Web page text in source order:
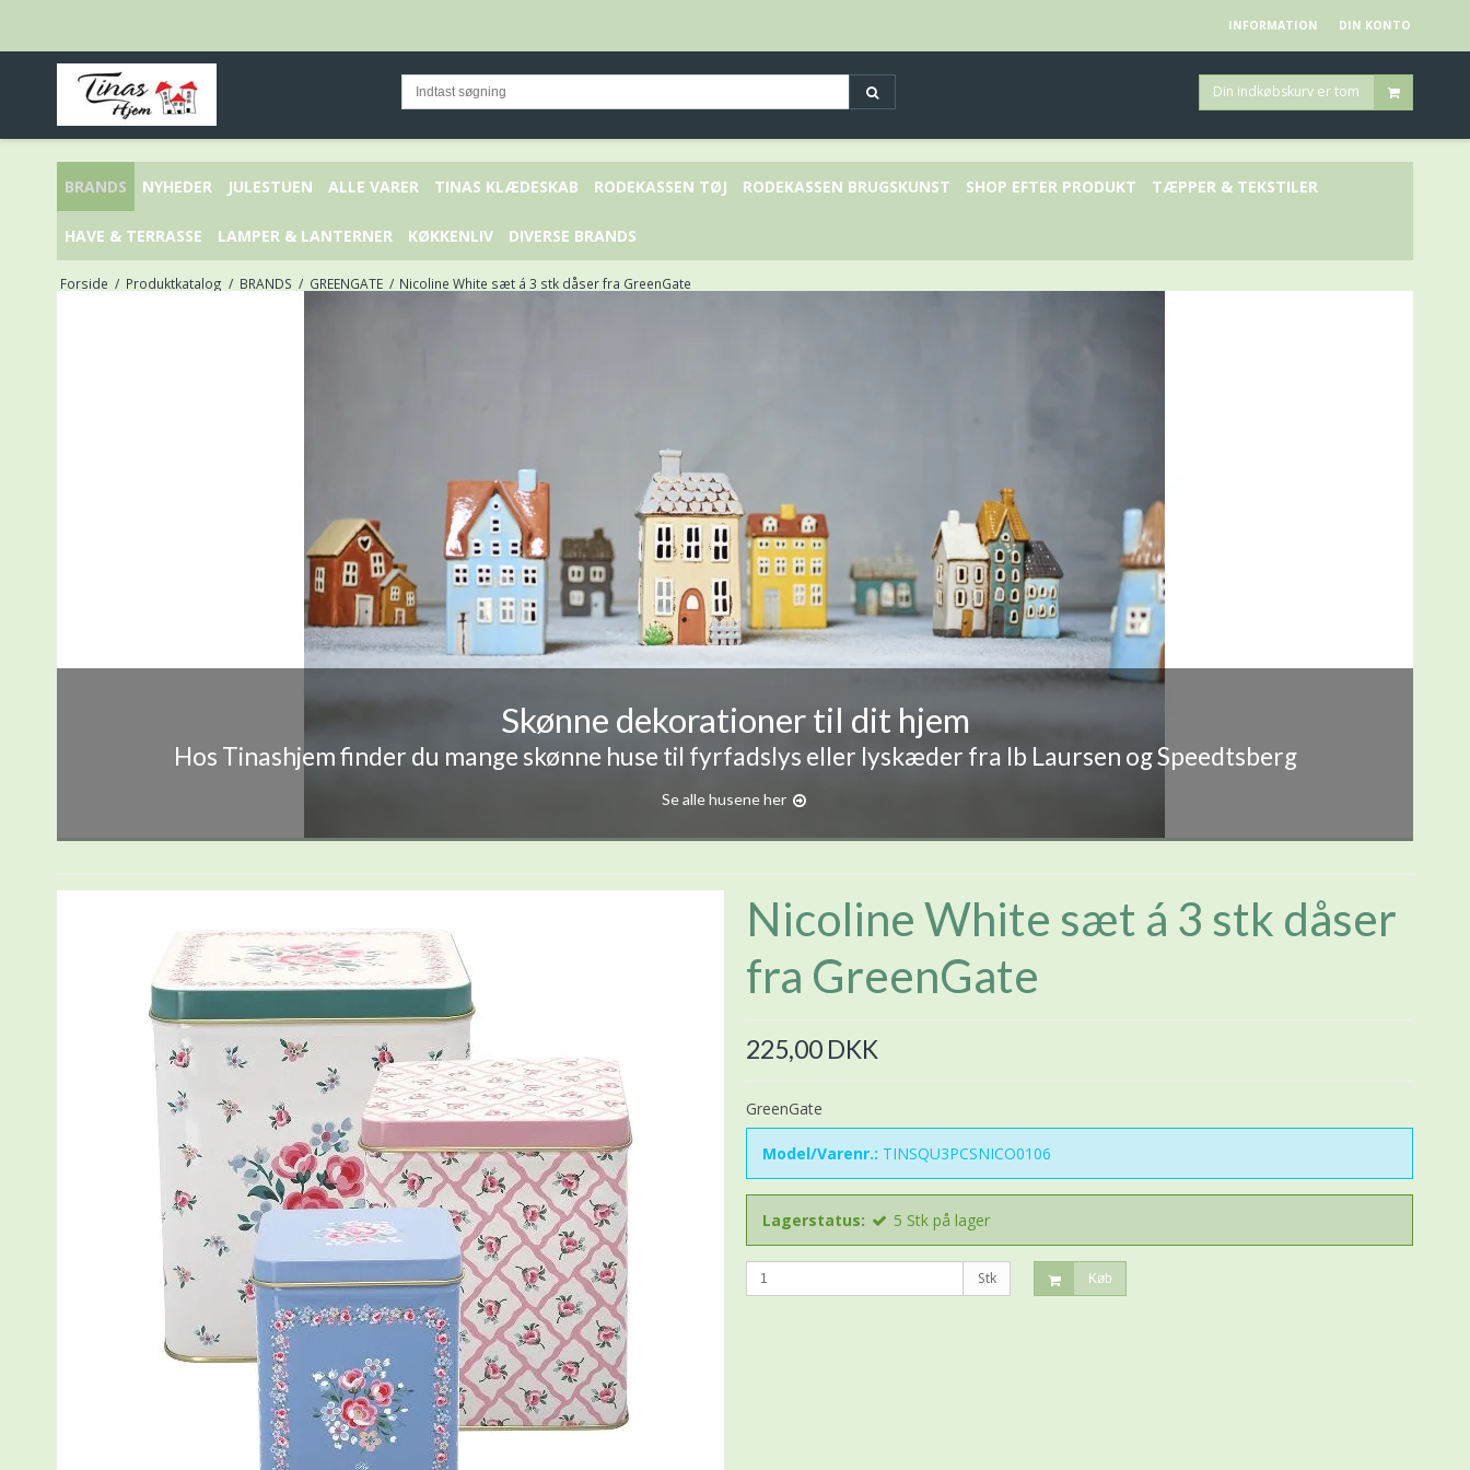
INFORMATION DIN KONTO
Din indkøbskurv er tom
BRANDS NYHEDER JULESTUEN ALLE VARER TINAS KLÆDESKAB RODEKASSEN TØJ RODEKASSEN BRUGSKUNST SHOP EFTER PRODUKT TÆPPER & TEKSTILER
HAVE & TERRASSE LAMPER & LANTERNER KØKKENLIV DIVERSE BRANDS
Forside / Produktkatalog / BRANDS / GREENGATE / Nicoline White sæt á 3 stk dåser fra GreenGate
Skønne dekorationer til dit hjem
Hos Tinashjem finder du mange skønne huse til fyrfadslys eller lyskæder fra Ib Laursen og Speedtsberg
Se alle husene her
Nicoline White sæt á 3 stk dåser
fra GreenGate
225,00 DKK
GreenGate
Model/Varenr.: TINSQU3PCSNICO0106
Lagerstatus: 5 Stk på lager
Stk Køb